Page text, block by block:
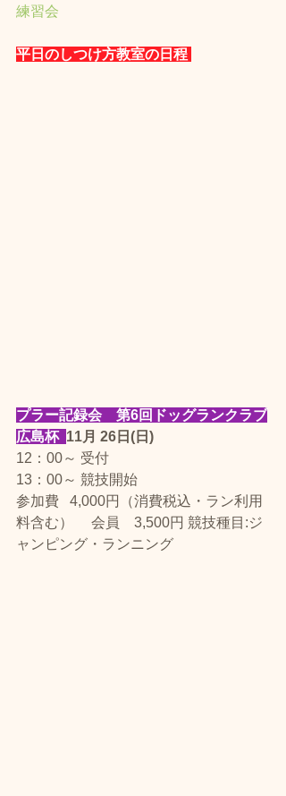
練習会
平日のしつけ方教室の日程
プラー記録会　第6回ドッグランクラブ
広島杯 11月 26日(日)
12：00～ 受付
13：00～ 競技開始
​参加費   4,000円（消費税込・ラン利用
料含む） 　会員　3,500円 競技種目:ジ
ャンピング・ランニング